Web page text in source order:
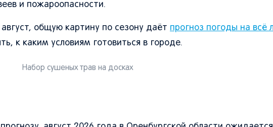
и пожароопасности.
общую картину по сезону даёт прогноз погоды на всё
к каким условиям готовиться в городе.
Набор сушеных трав на досках